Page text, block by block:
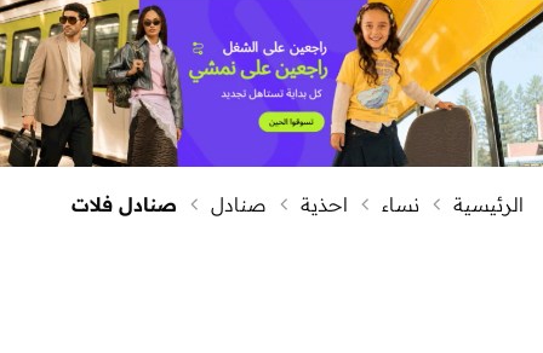
الرئيسية نساء احذية صنادل صنادل فلات